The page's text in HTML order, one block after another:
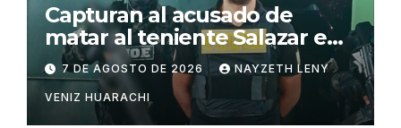
Capturan al acusado de
matar al teniente Salazar en
San Matías
7 DE AGOSTO DE 2026 NAYZETH LENY
VENIZ HUARACHI